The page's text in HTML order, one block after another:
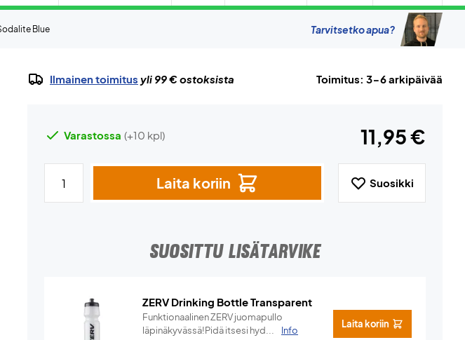
Blue Tarvitsetko apua?
Ilmainen toimitus yli 99 € ostoksista Toimitus: 3-6 arkipäivää
Varastossa (+10 kpl) 11,95 €
Laita koriin Suosikki
SUOSITTU LISÄTARVIKE
ZERV Drinking Bottle Transparent
Funktionaalinen ZERV juomapullo
läpinäkyvässä!Pidä itsesi hyd...
Info
Laita koriin